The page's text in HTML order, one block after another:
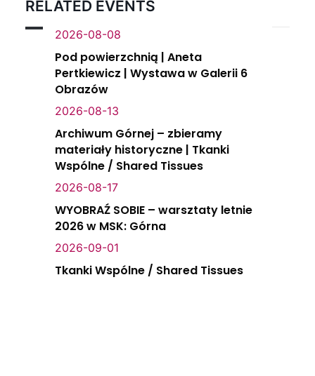
RELATED EVENTS
2026-08-08
Pod powierzchnią | Aneta
Pertkiewicz | Wystawa w Galerii 6
Obrazów
2026-08-13
Archiwum Górnej – zbieramy
materiały historyczne | Tkanki
Wspólne / Shared Tissues
2026-08-17
WYOBRAŹ SOBIE – warsztaty letnie
2026 w MSK: Górna
2026-09-01
Tkanki Wspólne / Shared Tissues